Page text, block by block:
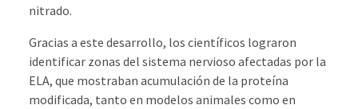
nitrado.
Gracias a este desarrollo, los científicos lograron
identificar zonas del sistema nervioso afectadas por la
ELA, que mostraban acumulación de la proteína
modificada, tanto en modelos animales como en